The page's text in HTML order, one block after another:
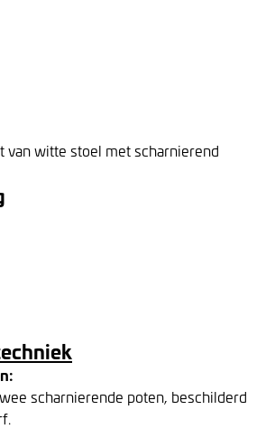
van witte stoel met scharnierend
scharnierende poten, beschilderd